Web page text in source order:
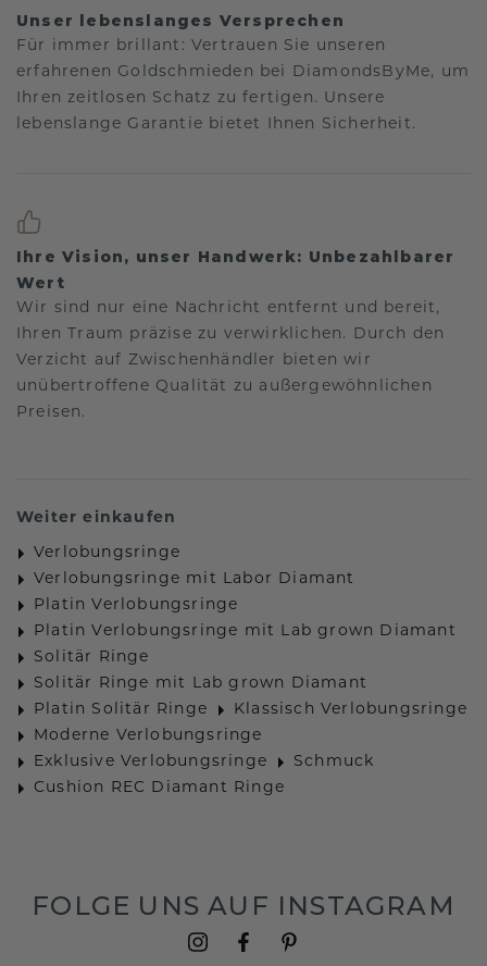
Unser lebenslanges Versprechen
Für immer brillant: Vertrauen Sie unseren
erfahrenen Goldschmieden bei DiamondsByMe, um
Ihren zeitlosen Schatz zu fertigen. Unsere
lebenslange Garantie bietet Ihnen Sicherheit.
Ihre Vision, unser Handwerk: Unbezahlbarer
Wert
Wir sind nur eine Nachricht entfernt und bereit,
Ihren Traum präzise zu verwirklichen. Durch den
Verzicht auf Zwischenhändler bieten wir
unübertroffene Qualität zu außergewöhnlichen
Preisen.
Weiter einkaufen
Verlobungsringe
Verlobungsringe mit Labor Diamant
Platin Verlobungsringe
Platin Verlobungsringe mit Lab grown Diamant
Solitär Ringe
Solitär Ringe mit Lab grown Diamant
Platin Solitär Ringe
Klassisch Verlobungsringe
Moderne Verlobungsringe
Exklusive Verlobungsringe
Schmuck
Cushion REC Diamant Ringe
FOLGE UNS AUF INSTAGRAM